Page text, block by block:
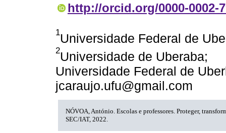
http://orcid.org/0000-0002-
1Universidade Federal de
2Universidade de Uberaba;
Universidade Federal de
jcaraujo.ufu@gmail.com
NÓVOA, António. Escolas e professores. Proteger,
SEC/IAT, 2022.